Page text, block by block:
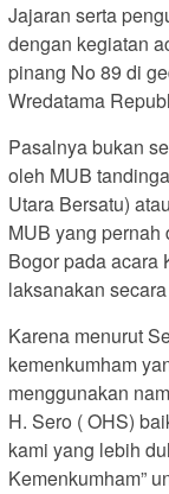
Jajaran serta
dengan kegiatan
pinang No 89 di
Wredatama
Pasalnya bukan
oleh MUB
Utara Bersatu)
MUB yang pernah
Bogor pada acara
laksanakan
Karena menurut
kemenkumham
menggunakan
H. Sero ( OHS)
kami yang lebih
Kemenkumham”